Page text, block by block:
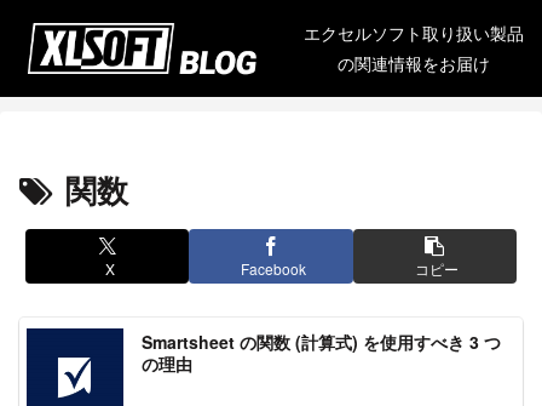
エクセルソフト取り扱い製品
の関連情報をお届け
関数
X Facebook コピー
Smartsheet の関数 (計算式) を使用すべき 3 つ
の理由